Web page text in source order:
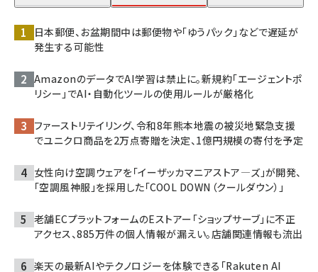
日本郵便、お盆期間中は郵便物や「ゆうパック」などで遅延が
発生する可能性
AmazonのデータでAI学習は禁止に。新規約「エージェントポ
リシー」でAI・自動化ツールの使用ルールが厳格化
ファーストリテイリング、令和8年熊本地震の被災地緊急支援
でユニクロ商品を2万点寄贈を決定、1億円規模の寄付を予定
女性向け空調ウェアを「イーザッカマニアストア―ズ」が開発、
「空調風神服」を採用した「COOL DOWN（クールダウン）」
老舗ECプラットフォームのEストアー「ショップサーブ」に不正
アクセス、885万件の個人情報が漏えい。店舗関連情報も流出
楽天の最新AIやテクノロジーを体験できる「Rakuten AI